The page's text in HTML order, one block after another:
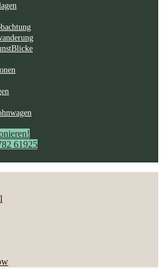
61925